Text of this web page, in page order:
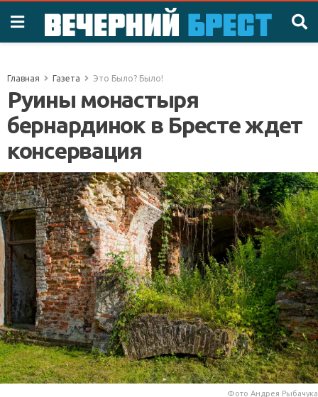
Главная Газета Это Было? Было!
Руины монастыря
бернардинок в Бресте ждет
консервация
Фото Андрея Рыбачука